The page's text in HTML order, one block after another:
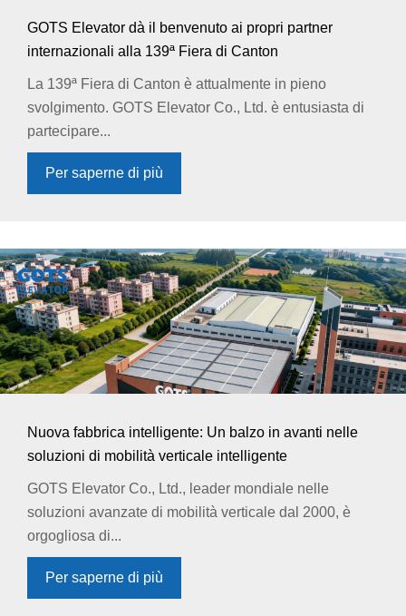
GOTS Elevator dà il benvenuto ai propri partner
internazionali alla 139ª Fiera di Canton
La 139ª Fiera di Canton è attualmente in pieno
svolgimento. GOTS Elevator Co., Ltd. è entusiasta di
partecipare...
Per saperne di più
Nuova fabbrica intelligente: Un balzo in avanti nelle
soluzioni di mobilità verticale intelligente
GOTS Elevator Co., Ltd., leader mondiale nelle
soluzioni avanzate di mobilità verticale dal 2000, è
orgogliosa di...
Per saperne di più